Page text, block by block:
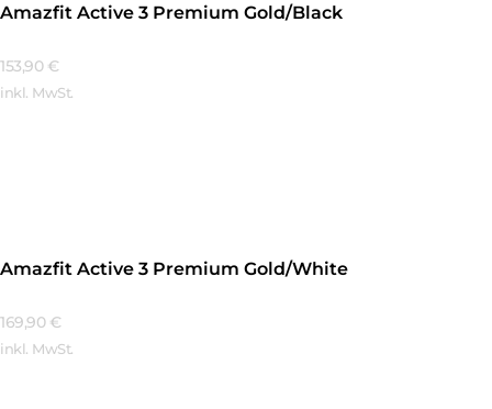
Amazfit Active 3 Premium Gold/Black
153,90 €
inkl. MwSt.
Amazfit Active 3 Premium Gold/White
169,90 €
inkl. MwSt.